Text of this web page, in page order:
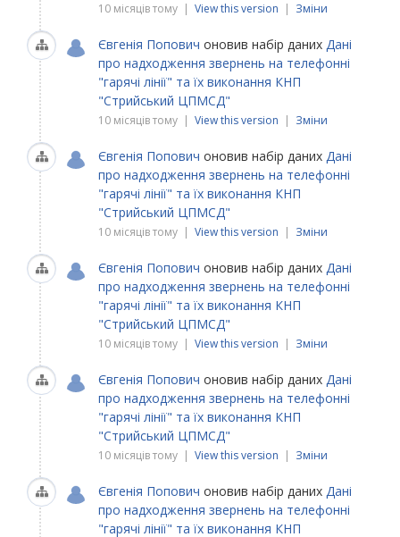
10 місяців тому | View this version | Зміни
Євгенія Попович оновив набір даних Дані
про надходження звернень на телефонні
"гарячі лінії" та їх виконання КНП
"Стрийський ЦПМСД"
10 місяців тому | View this version | Зміни
Євгенія Попович оновив набір даних Дані
про надходження звернень на телефонні
"гарячі лінії" та їх виконання КНП
"Стрийський ЦПМСД"
10 місяців тому | View this version | Зміни
Євгенія Попович оновив набір даних Дані
про надходження звернень на телефонні
"гарячі лінії" та їх виконання КНП
"Стрийський ЦПМСД"
10 місяців тому | View this version | Зміни
Євгенія Попович оновив набір даних Дані
про надходження звернень на телефонні
"гарячі лінії" та їх виконання КНП
"Стрийський ЦПМСД"
10 місяців тому | View this version | Зміни
Євгенія Попович оновив набір даних Дані
про надходження звернень на телефонні
"гарячі лінії" та їх виконання КНП